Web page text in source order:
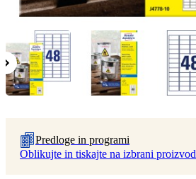
Predloge in programi
Oblikujte in tiskajte na izbrani proizvod